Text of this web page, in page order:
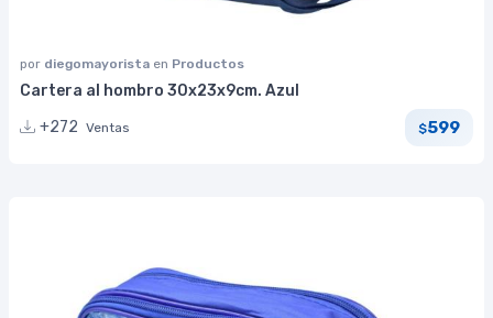
por diegomayorista en Productos
Cartera al hombro 30x23x9cm. Azul
+272 Ventas $599